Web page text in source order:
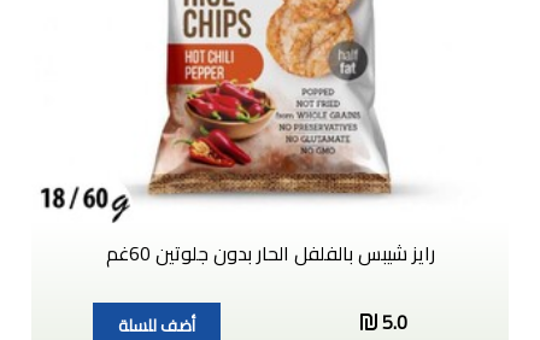
رايز شيبس بالفلفل الحار بدون جلوتين 60غم
5.0
أضف للسلة